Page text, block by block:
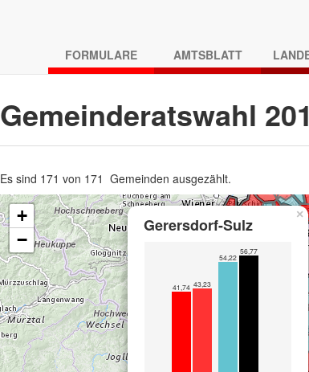
FORMULARE AMTSBLATT
Gemeinderatswahl
Es sind 171 von 171 Gemeinden ausgezählt.
Gerersdorf-Sulz
41,74 43,23
54,22
56,77
×
+
−